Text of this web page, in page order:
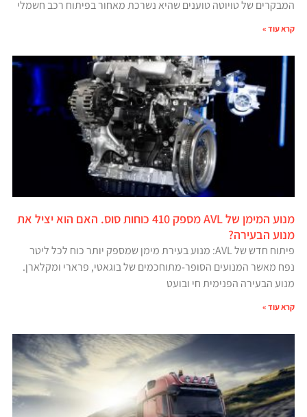
המבקרים של טויוטה טוענים שהיא נשרכת מאחור בפיתוח רכב חשמלי
קרא עוד »
מנוע המימן של AVL מספק 410 כוחות סוס. האם הוא יציל את
מנוע הבעירה?
פיתוח חדש של AVL: מנוע בעירת מימן שמספק יותר כוח לכל ליטר
נפח מאשר המנועים הסופר-מתוחכמים של בוגאטי, פרארי ומקלארן.
מנוע הבעירה הפנימית חי ובועט
קרא עוד »